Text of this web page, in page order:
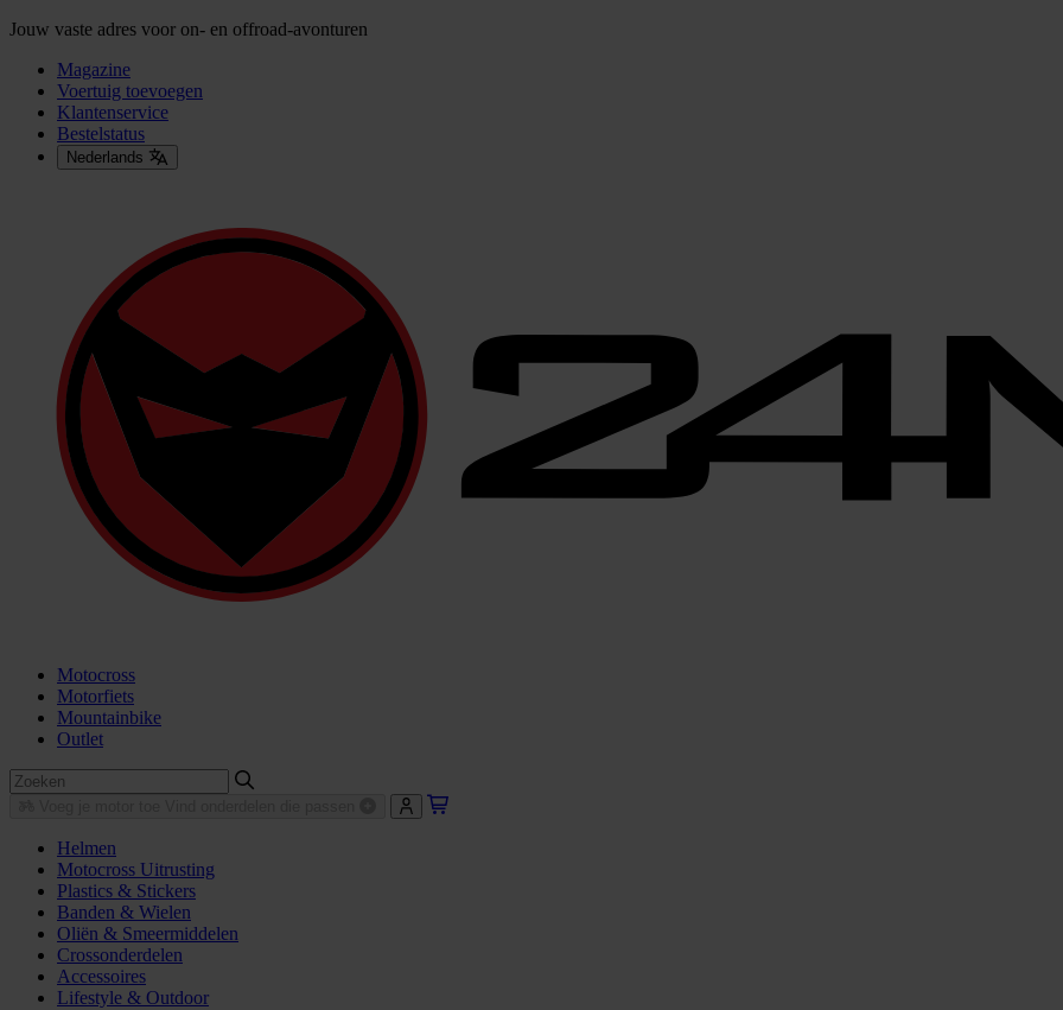
Jouw vaste adres voor on- en offroad-avonturen
Magazine
Voertuig toevoegen
Klantenservice
Bestelstatus
Nederlands
Motocross
Motorfiets
Mountainbike
Outlet
Helmen
Motocross Uitrusting
Plastics & Stickers
Banden & Wielen
Oliën & Smeermiddelen
Crossonderdelen
Accessoires
Lifestyle & Outdoor